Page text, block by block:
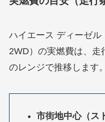
ハイエース ディーゼル
2WD）の実燃費は、
のレンジで推移します。
市街地中心（ス